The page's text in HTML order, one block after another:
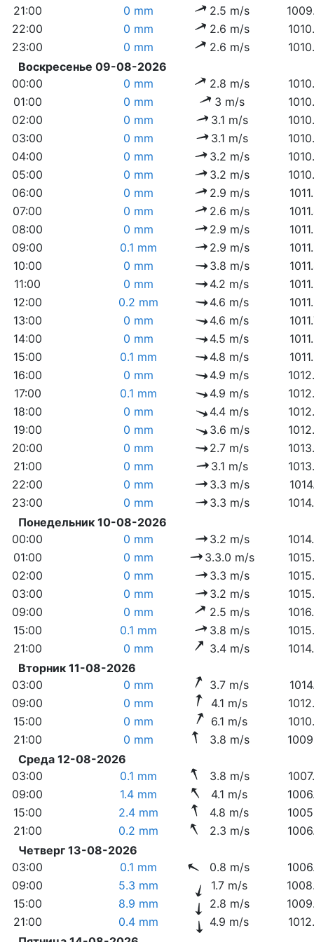
21:00
0 mm 2.5 m/s
22:00
0 mm 2.6 m/s
23:00
0 mm 2.6 m/s
Воскресенье 09-08-2026
00:00
0 mm 2.8 m/s
01:00
0 mm 3 m/s
02:00
0 mm 3.1 m/s
03:00
0 mm 3.1 m/s
04:00
0 mm 3.2 m/s
05:00
0 mm 3.2 m/s
06:00
0 mm 2.9 m/s
07:00
0 mm 2.6 m/s
08:00
0 mm 2.9 m/s
09:00
0.1 mm 2.9 m/s
10:00
0 mm 3.8 m/s
11:00
0 mm 4.2 m/s
12:00
0.2 mm 4.6 m/s
13:00
0 mm 4.6 m/s
14:00
0 mm 4.5 m/s
15:00
0.1 mm 4.8 m/s
16:00
0 mm 4.9 m/s
17:00
0.1 mm 4.9 m/s
18:00
0 mm 4.4 m/s
19:00
0 mm 3.6 m/s
20:00
0 mm 2.7 m/s
21:00
0 mm 3.1 m/s
22:00
0 mm 3.3 m/s
23:00
0 mm 3.3 m/s
Понедельник 10-08-2026
00:00
0 mm 3.2 m/s
01:00
0 mm 3.3.0 m/s
02:00
0 mm 3.3 m/s
03:00
0 mm 3.2 m/s
09:00
0 mm 2.5 m/s
15:00
0.1 mm 3.8 m/s
21:00
0 mm 3.4 m/s
Вторник 11-08-2026
03:00
0 mm 3.7 m/s
09:00
0 mm 4.1 m/s
15:00
0 mm 6.1 m/s
21:00
0 mm 3.8 m/s
Среда 12-08-2026
03:00
0.1 mm 3.8 m/s
09:00
1.4 mm 4.1 m/s
15:00
2.4 mm 4.8 m/s
21:00
0.2 mm 2.3 m/s
Четверг 13-08-2026
03:00
0.1 mm 0.8 m/s
09:00
5.3 mm 1.7 m/s
15:00
8.9 mm 2.8 m/s
21:00
0.4 mm 4.9 m/s